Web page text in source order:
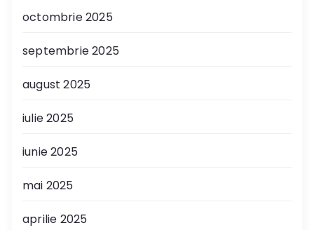
octombrie 2025
septembrie 2025
august 2025
iulie 2025
iunie 2025
mai 2025
aprilie 2025